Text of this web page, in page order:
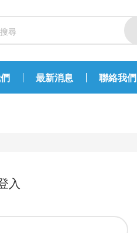
最新消息 聯絡我們
入